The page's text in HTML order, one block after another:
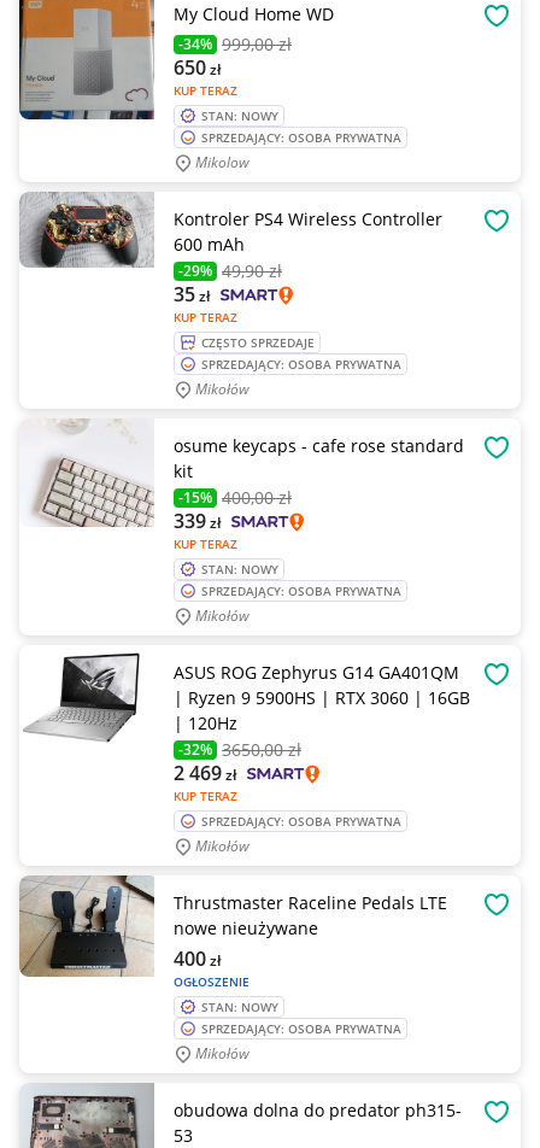
My Cloud Home WD
-34% 999,00 zł
KUP TERAZ
650zł
STAN: NOWY
SPRZEDAJĄCY: OSOBA PRYWATNA
Mikolow
Kontroler PS4 Wireless Controller
600 mAh
-29% 49,90 zł
KUP TERAZ
35zł
CZĘSTO SPRZEDAJE
SPRZEDAJĄCY: OSOBA PRYWATNA
Mikołów
osume keycaps - cafe rose standard
kit
-15% 400,00 zł
KUP TERAZ
339zł
STAN: NOWY
SPRZEDAJĄCY: OSOBA PRYWATNA
Mikołów
ASUS ROG Zephyrus G14 GA401QM
| Ryzen 9 5900HS | RTX 3060 | 16GB
| 120Hz
-32% 3650,00 zł
KUP TERAZ
2 469zł
SPRZEDAJĄCY: OSOBA PRYWATNA
Mikołów
Thrustmaster Raceline Pedals LTE
nowe nieużywane
OGŁOSZENIE
400zł
STAN: NOWY
SPRZEDAJĄCY: OSOBA PRYWATNA
Mikołów
obudowa dolna do predator ph315-
53